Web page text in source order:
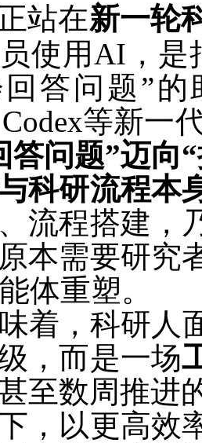
站在新一轮
使用 AI ，
答问题”
等新一
答问题”迈向
科研流程本
流程搭建，
本需要研究
体重塑。
着，科研人
，而是一场
至数周推进
，以更高效